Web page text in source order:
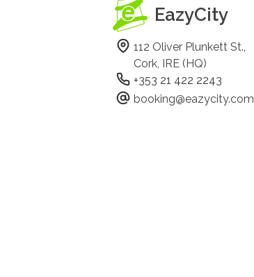
EazyCity
112 Oliver Plunkett St.,
Cork, IRE (HQ)
+353 21 422 2243
booking@eazycity.com